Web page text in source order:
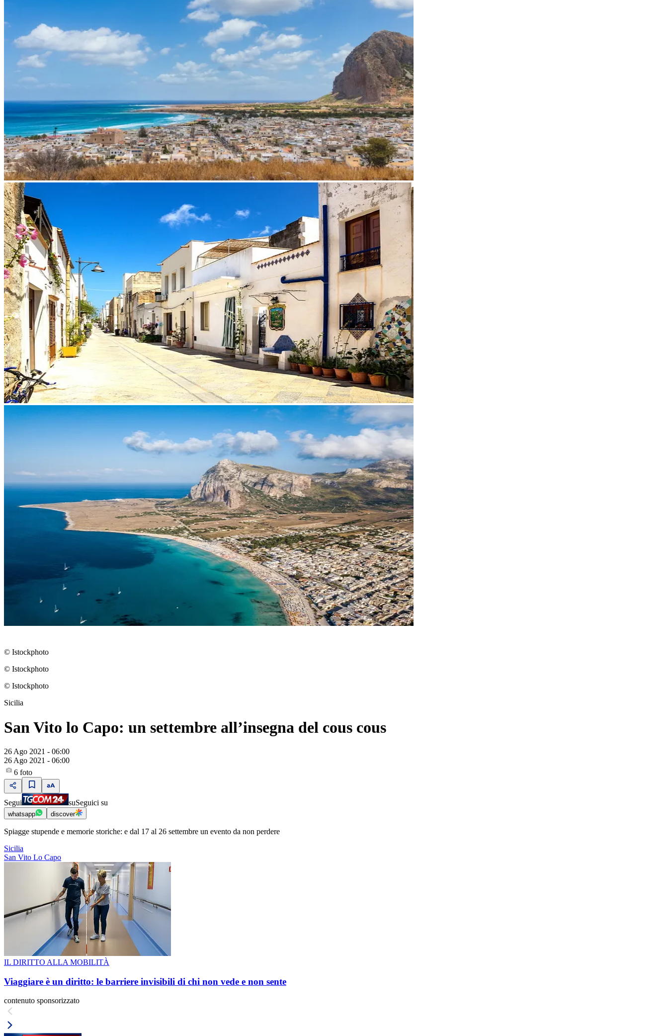
© Istockphoto
© Istockphoto
© Istockphoto
Sicilia
San Vito lo Capo: un settembre all’insegna del cous cous
26 Ago 2021 - 06:00
26 Ago 2021 - 06:00
6 foto
Segui suSeguici su
whatsapp discover
Spiagge stupende e memorie storiche: e dal 17 al 26 settembre un evento da non perdere
Sicilia
San Vito Lo Capo
IL DIRITTO ALLA MOBILITÀ
Viaggiare è un diritto: le barriere invisibili di chi non vede e non sente
contenuto sponsorizzato